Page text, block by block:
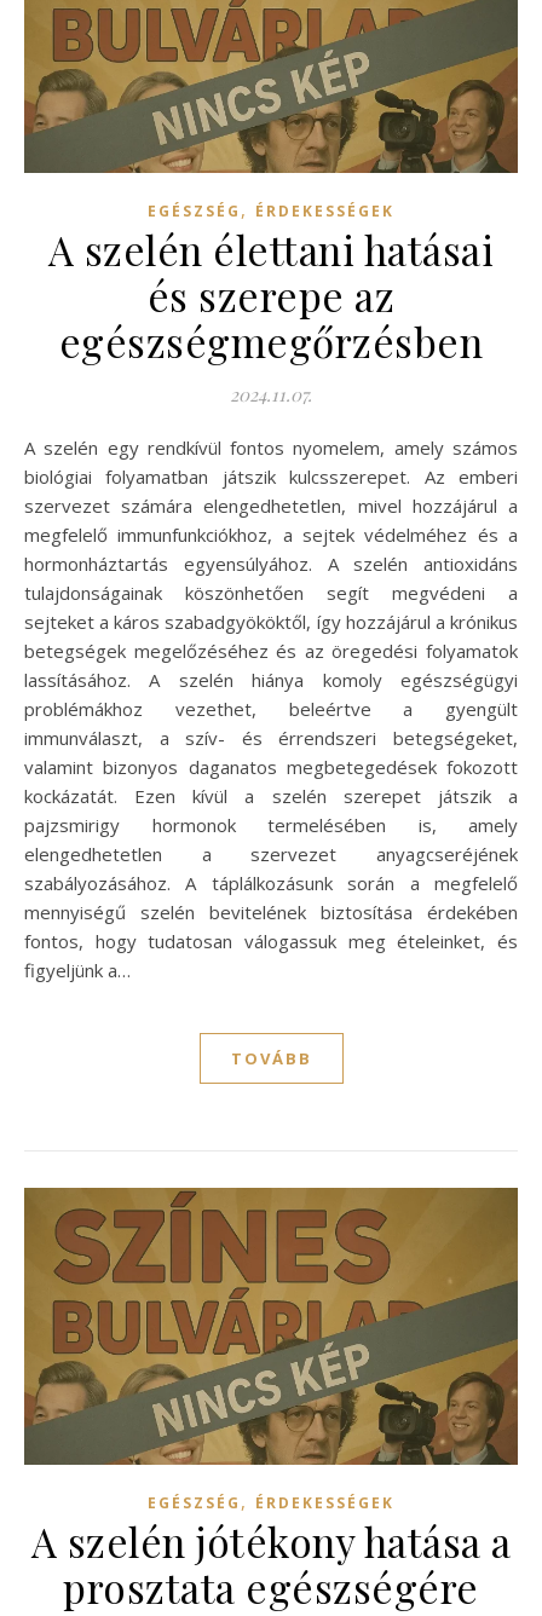
EGÉSZSÉG , ÉRDEKESSÉGEK
A szelén élettani hatásai
és szerepe az
egészségmegőrzésben
2024.11.07.
A szelén egy rendkívül fontos nyomelem, amely számos
biológiai folyamatban játszik kulcsszerepet. Az emberi
szervezet számára elengedhetetlen, mivel hozzájárul a
megfelelő immunfunkciókhoz, a sejtek védelméhez és a
hormonháztartás egyensúlyához. A szelén antioxidáns
tulajdonságainak köszönhetően segít megvédeni a
sejteket a káros szabadgyököktől, így hozzájárul a krónikus
betegségek megelőzéséhez és az öregedési folyamatok
lassításához. A szelén hiánya komoly egészségügyi
problémákhoz vezethet, beleértve a gyengült
immunválaszt, a szív- és érrendszeri betegségeket,
valamint bizonyos daganatos megbetegedések fokozott
kockázatát. Ezen kívül a szelén szerepet játszik a
pajzsmirigy hormonok termelésében is, amely
elengedhetetlen a szervezet anyagcseréjének
szabályozásához. A táplálkozásunk során a megfelelő
mennyiségű szelén bevitelének biztosítása érdekében
fontos, hogy tudatosan válogassuk meg ételeinket, és
figyeljünk a…
TOVÁBB
EGÉSZSÉG , ÉRDEKESSÉGEK
A szelén jótékony hatása a
prosztata egészségére